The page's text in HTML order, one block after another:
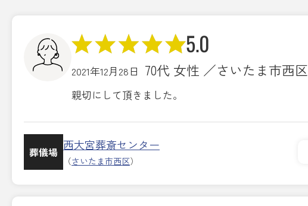
5.0
2021年12月28日 70代 女性 ／さいたま市西区
親切にして頂きました。
葬儀場 西大宮葬斎センター
（さいたま市西区）